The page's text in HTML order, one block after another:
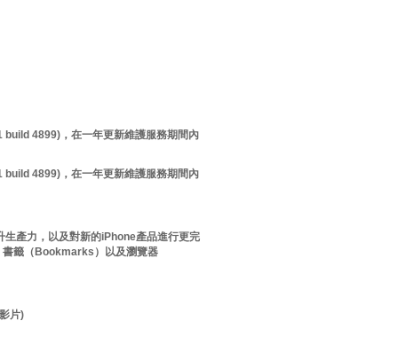
4899)，在一年更新維護服務期間內
4899)，在一年更新維護服務期間內
產力，以及對新的iPhone產品進行更完
書籤（Bookmarks）以及瀏覽器
片)